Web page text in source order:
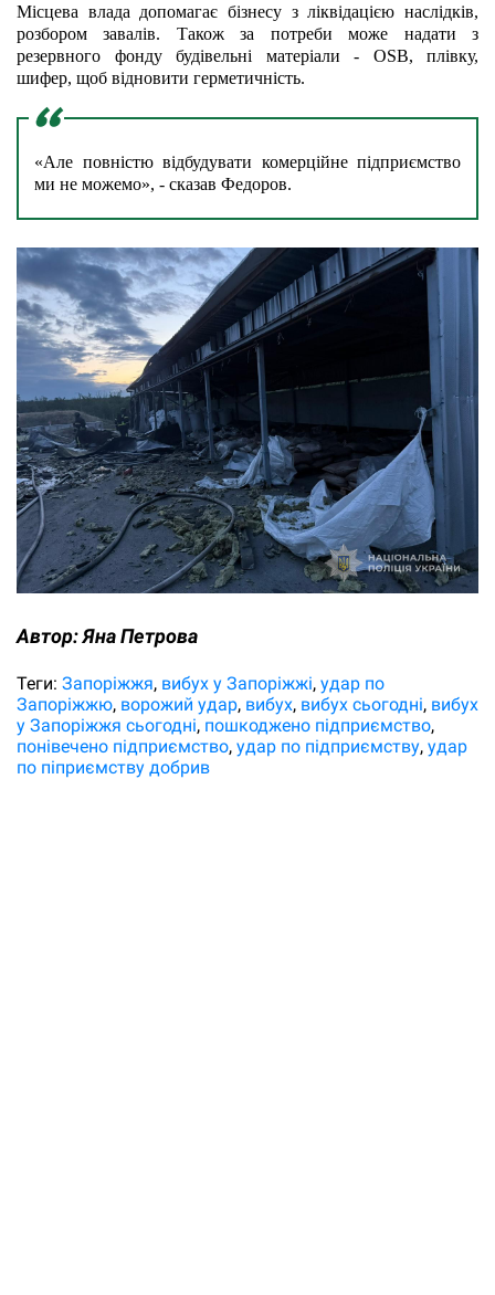
Місцева влада допомагає бізнесу з ліквідацією наслідків,
розбором завалів. Також за потреби може надати з
резервного фонду будівельні матеріали - OSB, плівку,
шифер, щоб відновити герметичність.
«Але повністю відбудувати комерційне підприємство
ми не можемо», - сказав Федоров.
Автор:Яна Петрова
Теги: Запоріжжя вибух у Запоріжжі удар по
Запоріжжю ворожий удар вибух вибух сьогодні вибух
у Запоріжжя сьогодні пошкоджено підприємство
понівечено підприємство удар по підприємству удар
по піприємству добрив